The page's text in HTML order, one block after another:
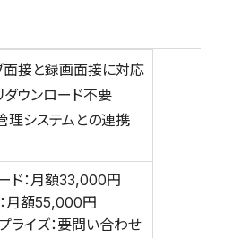
面接と録画面接に対応
ダウンロード不要
理システムとの連携
ド：月額33,000円
月額55,000円
ライズ：要問い合わせ